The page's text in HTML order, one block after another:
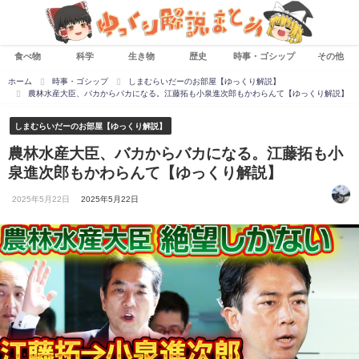
食べ物 科学 生き物 歴史 時事・ゴシップ その他
ホーム 時事・ゴシップ
しまむらいだーのお部屋【ゆっくり解説】
農林水産大臣、バカからバカになる。江藤拓も小泉進次郎もかわらんて【ゆっくり解説】
しまむらいだーのお部屋【ゆっくり解説】
農林水産大臣、バカからバカになる。江藤拓も小
泉進次郎もかわらんて【ゆっくり解説】
2025年5月22日 2025年5月22日